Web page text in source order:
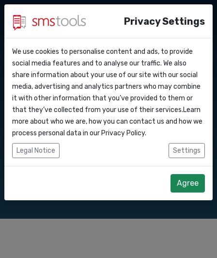
API Docs
Webhooks
Integrazioni
Zapier
Perche’ smstools?
Blog
Accordo del livello di servizio
Contatti
Richiedi un preventivo
Coupon inviabili con
testo
Invia coupon o voucher tramite SMS o messaggi di
testo. Le persone amano i coupon e tutti leggono i
propri messaggi. Impara come combinare le due
cose per incrementare le vendite.
Privacy Settings
We use cookies to personalise content and ads, to provide
social media features and to analyse our traffic. We also
share information about your use of our site with our social
media, advertising and analytics partners who may combine
it with other information that you’ve provided to them or
that they’ve collected from your use of their services.Learn
more about who we are, how you can contact us and how we
process personal data in our Privacy Policy.
Legal Notice Settings
Agree